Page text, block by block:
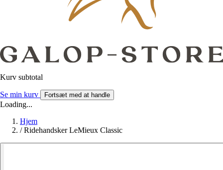
Kurv subtotal
Se min kurv Fortsæt med at handle
Loading...
Hjem
/ Ridehandsker LeMieux Classic